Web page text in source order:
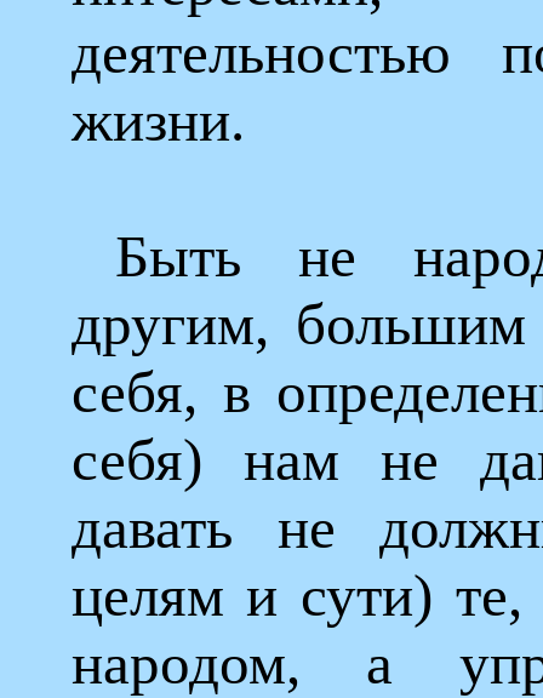
деятельностью
жизни.
Быть не
другим, большим
себя, в
себя) нам не
давать не
целям и сути) те,
народом, а